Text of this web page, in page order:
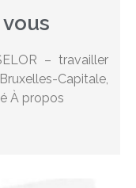
– travailler
Capitale,
À propos